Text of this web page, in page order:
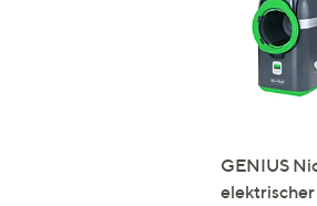
GENIUS
elektrischer